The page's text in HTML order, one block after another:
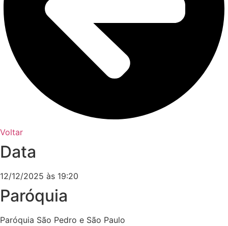
Voltar
Data
12/12/2025 às 19:20
Paróquia
Paróquia São Pedro e São Paulo